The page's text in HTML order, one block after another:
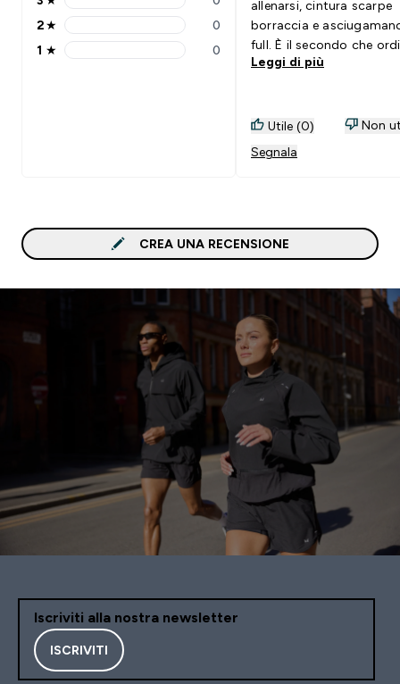
3 stars rating 0 reviews
2 stars rating 0 reviews
2★ 0
1 stars rating 0 reviews
1 ★ 0
allenarsi, cintura scarpe
borraccia e
full. È il secondo che
quanto il primo si è
Leggi di più
Utile (0)
Non
Segnala
CREA UNA RECENSIONE
Iscriviti alla nostra newsletter
ISCRIVITI